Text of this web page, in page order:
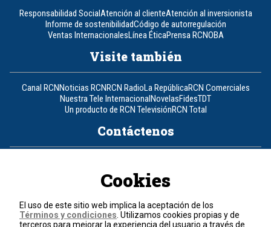
Responsabilidad SocialAtención al clienteAtención al inversionista
Informe de sostenibilidadCódigo de autorregulación
Ventas InternacionalesLínea ÉticaPrensa RCNOBA
Visite también
Canal RCNNoticias RCNRCN RadioLa RepúblicaRCN Comerciales
Nuestra Tele InternacionalNovelasFidesTDT
Un producto de RCN TelevisiónRCN Total
Contáctenos
Política de cookies
Términos y condiciones
Cookies
El uso de este sitio web implica la aceptación de los
Términos y condiciones . Utilizamos cookies propias y de
terceros para mejorar la experiencia del usuario a través de